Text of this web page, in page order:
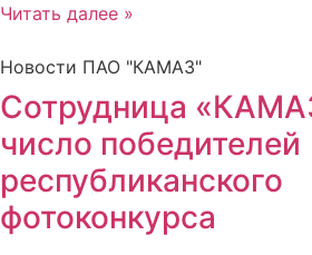
Читать далее »
Новости ПАО "КАМАЗ"
Сотрудница
число победителей
республиканского
фотоконкурса